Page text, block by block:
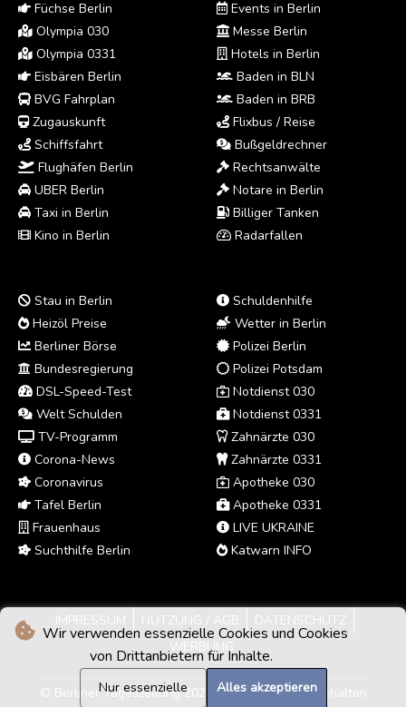
Wir verwenden essenzielle Cookies und Cookies
von Drittanbietern für Inhalte.
Nur essenzielle Alles akzeptieren
Füchse Berlin
Olympia 030
Olympia 0331
Eisbären Berlin
BVG Fahrplan
Zugauskunft
Schiffsfahrt
Flughäfen Berlin
UBER Berlin
Taxi in Berlin
Kino in Berlin
Events in Berlin
Messe Berlin
Hotels in Berlin
Baden in BLN
Baden in BRB
Flixbus / Reise
Bußgeldrechner
Rechtsanwälte
Notare in Berlin
Billiger Tanken
Radarfallen
Stau in Berlin
Heizöl Preise
Berliner Börse
Bundesregierung
DSL-Speed-Test
Welt Schulden
TV-Programm
Corona-News
Coronavirus
Tafel Berlin
Frauenhaus
Suchthilfe Berlin
Schuldenhilfe
Wetter in Berlin
Polizei Berlin
Polizei Potsdam
Notdienst 030
Notdienst 0331
Zahnärzte 030
Zahnärzte 0331
Apotheke 030
Apotheke 0331
LIVE UKRAINE
Katwarn INFO
IMPRESSUM NUTZUNG / AGB
DATENSCHUTZ
WERBUNG
© Berliner Tageszeitung 2026 - Alle Rechte vorbehalten